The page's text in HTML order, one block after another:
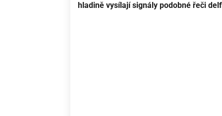
hladině vysílají signály podobné řeči